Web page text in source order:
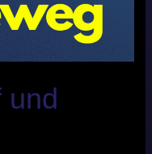
und